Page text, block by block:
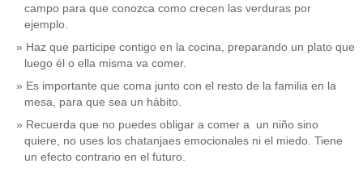
campo para que conozca como crecen las verduras por
ejemplo.
Haz que participe contigo en la cocina, preparando un plato que
luego él o ella misma va comer.
Es importante que coma junto con el resto de la familia en la
mesa, para que sea un hábito.
Recuerda que no puedes obligar a comer a un niño sino
quiere, no uses los chatanjaes emocionales ni el miedo. Tiene
un efecto contrario en el futuro.